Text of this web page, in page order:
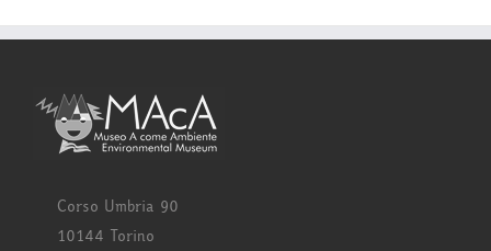
Corso Umbria 90
10144 Torino